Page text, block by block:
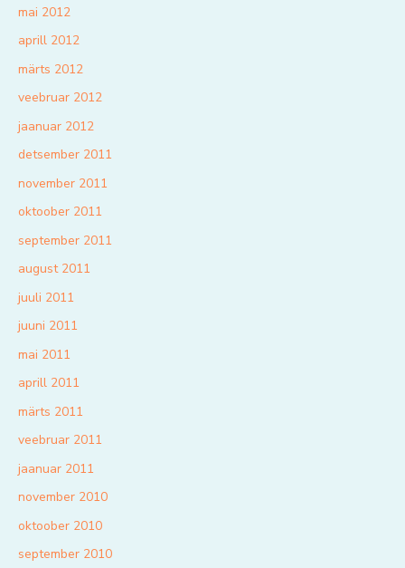
mai 2012
aprill 2012
märts 2012
veebruar 2012
jaanuar 2012
detsember 2011
november 2011
oktoober 2011
september 2011
august 2011
juuli 2011
juuni 2011
mai 2011
aprill 2011
märts 2011
veebruar 2011
jaanuar 2011
november 2010
oktoober 2010
september 2010